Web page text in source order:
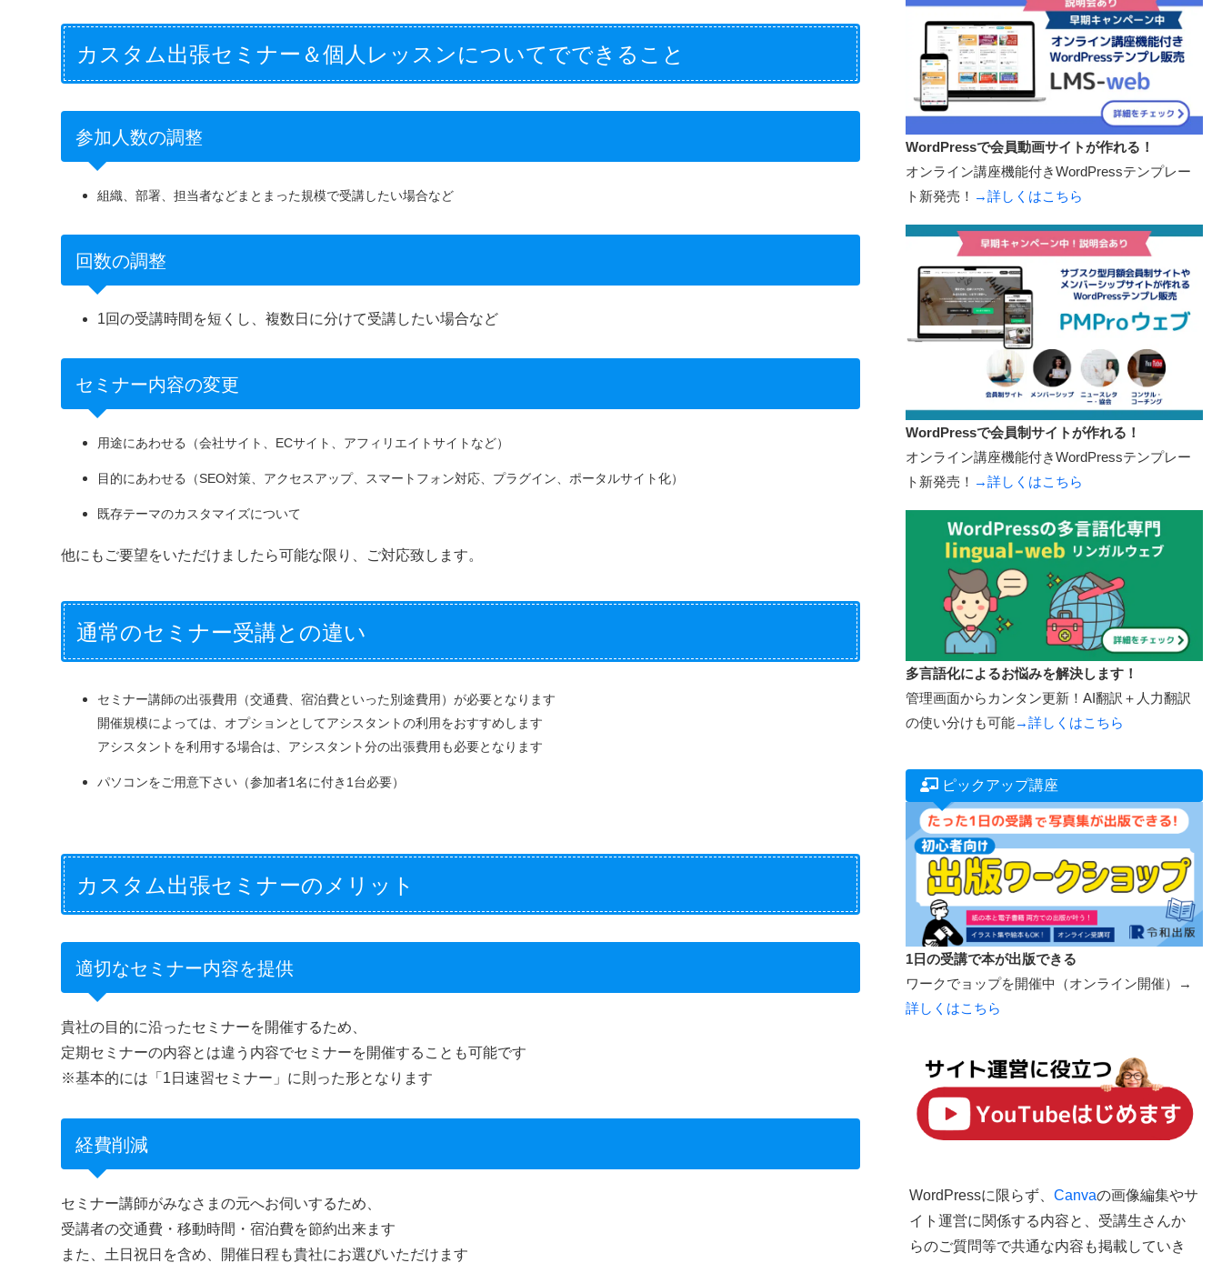
カスタム出張セミナー＆個人レッスンについてでできること
参加人数の調整
組織、部署、担当者などまとまった規模で受講したい場合など
回数の調整
1回の受講時間を短くし、複数日に分けて受講したい場合など
セミナー内容の変更
用途にあわせる（会社サイト、ECサイト、アフィリエイトサイトなど）
目的にあわせる（SEO対策、アクセスアップ、スマートフォン対応、プラグイン、ポータルサイト化）
既存テーマのカスタマイズについて
他にもご要望をいただけましたら可能な限り、ご対応致します。
通常のセミナー受講との違い
セミナー講師の出張費用（交通費、宿泊費といった別途費用）が必要となります
開催規模によっては、オプションとしてアシスタントの利用をおすすめします
アシスタントを利用する場合は、アシスタント分の出張費用も必要となります
パソコンをご用意下さい（参加者1名に付き1台必要）
カスタム出張セミナーのメリット
適切なセミナー内容を提供
貴社の目的に沿ったセミナーを開催するため、
定期セミナーの内容とは違う内容でセミナーを開催することも可能です
※基本的には「1日速習セミナー」に則った形となります
経費削減
セミナー講師がみなさまの元へお伺いするため、
受講者の交通費・移動時間・宿泊費を節約出来ます
また、土日祝日を含め、開催日程も貴社にお選びいただけます
WordPressで会員動画サイトが作れる！
オンライン講座機能付きWordPressテンプレー
ト新発売！ →詳しくはこちら
WordPressで会員制サイトが作れる！
オンライン講座機能付きWordPressテンプレー
ト新発売！ →詳しくはこちら
多言語化によるお悩みを解決します！
管理画面からカンタン更新！AI翻訳＋人力翻訳
の使い分けも可能→詳しくはこちら
ピックアップ講座
1日の受講で本が出版できる
ワークでョップを開催中（オンライン開催）→
詳しくはこちら
WordPressに限らず、Canvaの画像編集やサ
イト運営に関係する内容と、受講生さんか
らのご質問等で共通な内容も掲載していき